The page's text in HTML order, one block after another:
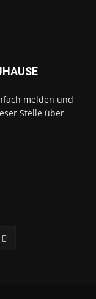
melden und
Stelle über